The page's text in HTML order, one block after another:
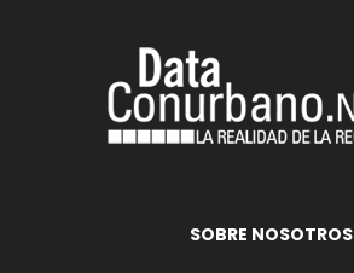
SOBRE NOSOTROS